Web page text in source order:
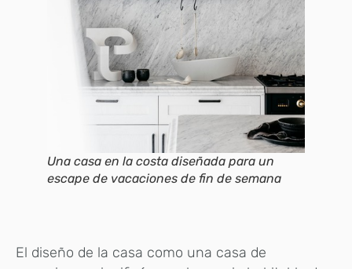
Una casa en la costa diseñada para un
escape de vacaciones de fin de semana
El diseño de la casa como una casa de